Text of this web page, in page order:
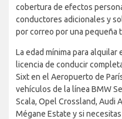
cobertura de efectos
conductores adicionales y
por correo por una pequeña
La edad mínima para alquilar
licencia de conducir
Sixt en el Aeropuerto de
vehículos de la línea BMW
Scala, Opel Crossland, Audi
Mégane Estate y si